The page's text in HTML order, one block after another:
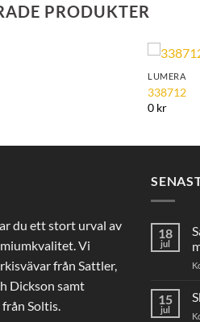
PRODUKTER
LUMERA
338712
0 kr
du ett stort urval av
Vi
från Sattler,
Dickson samt
Soltis.
18
jul
15
jul